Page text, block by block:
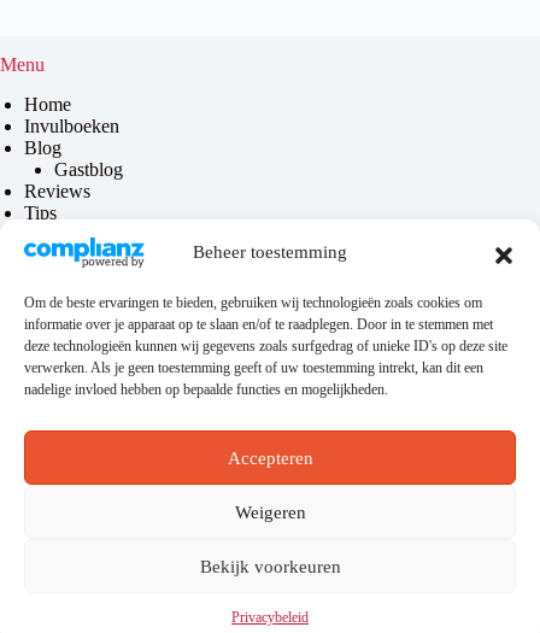
Beheer toestemming
Om de beste ervaringen te bieden, gebruiken wij technologieën zoals cookies om
informatie over je apparaat op te slaan en/of te raadplegen. Door in te stemmen met
deze technologieën kunnen wij gegevens zoals surfgedrag of unieke ID's op deze site
verwerken. Als je geen toestemming geeft of uw toestemming intrekt, kan dit een
nadelige invloed hebben op bepaalde functies en mogelijkheden.
Accepteren
Weigeren
Bekijk voorkeuren
Privacybeleid
Menu
Home
Invulboeken
Blog
Gastblog
Reviews
Tips
Over mij
Privacy & disclaimer
Privacybeleid
Disclaimer
betrouwbare hostingprovider? Zie dandeze link